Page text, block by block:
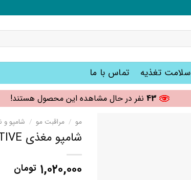
سلامت تغذیه تماس با ما
43 نفر در حال مشاهده این محصول هستند!
مو / مراقبت مو / شامپو و
شامپو مغذی OIL NUTRITIVE گلیس GLISS
۱,۰۲۰,۰۰۰ تومان